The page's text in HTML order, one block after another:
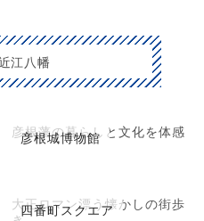
江八幡
彦根城博物館
彦根藩の暮らしと文化を体感
四番町スクエア
大正ロマン漂う懐かしの街歩